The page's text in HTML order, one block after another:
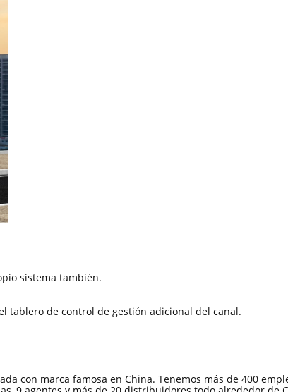
sistema también.
tablero de control de gestión adicional del canal.
con marca famosa en China. Tenemos más de 400